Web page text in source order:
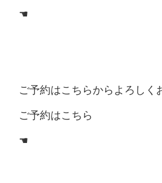
☚
ご予約はこちらからよろしく
ご予約はこちら
☚